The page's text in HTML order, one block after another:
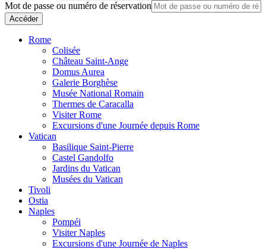
Mot de passe ou numéro de réservation
Accéder
Rome
Colisée
Château Saint-Ange
Domus Aurea
Galerie Borghèse
Musée National Romain
Thermes de Caracalla
Visiter Rome
Excursions d'une Journée depuis Rome
Vatican
Basilique Saint-Pierre
Castel Gandolfo
Jardins du Vatican
Musées du Vatican
Tivoli
Ostia
Naples
Pompéi
Visiter Naples
Excursions d'une Journée de Naples